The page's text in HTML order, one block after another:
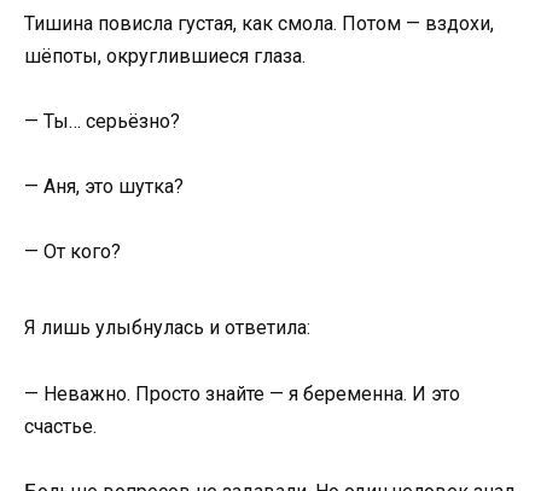
Тишина повисла густая, как смола. Потом — вздохи,
шёпоты, округлившиеся глаза.
— Ты… серьёзно?
— Аня, это шутка?
— От кого?
Я лишь улыбнулась и ответила:
— Неважно. Просто знайте — я беременна. И это
счастье.